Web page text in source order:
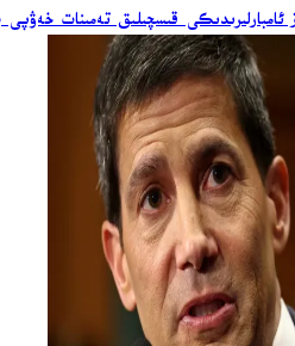
قىسچىلىق تەمىنات خەۋپى